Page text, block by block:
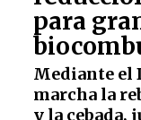
para
Mediante el
marcha la
y la cebada,